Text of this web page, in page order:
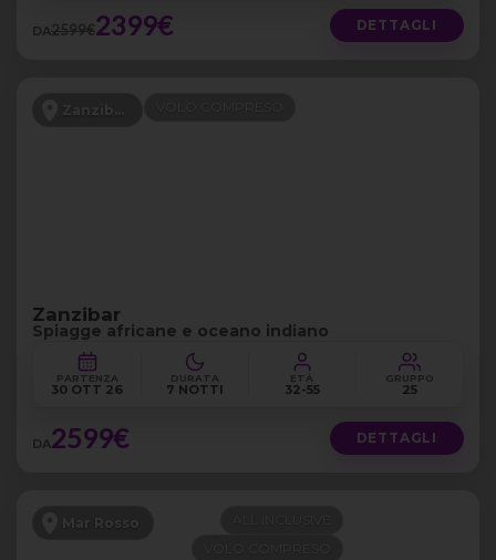
DA2599€2399€ DETTAGLI
Zanzibar
Zanzibar
Spiagge africane e oceano indiano
PARTENZA
30 OTT 26
DURATA
7 NOTTI
ETÀ
32-55
GRUPPO
25
DA2599€ DETTAGLI
Mar Rosso